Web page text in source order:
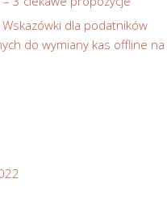
Wskazówki dla podatników
do wymiany kas offline na